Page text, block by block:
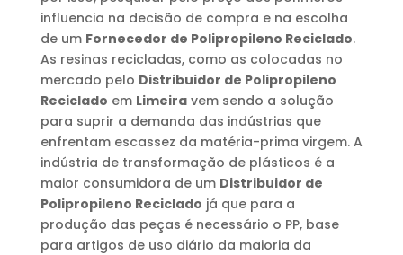
influencia na decisão de compra e na escolha
de um Fornecedor de Polipropileno Reciclado.
As resinas recicladas, como as colocadas no
mercado pelo Distribuidor de Polipropileno
Reciclado em Limeiravem sendo a solução
para suprir a demanda das indústrias que
enfrentam escassez da matéria-prima virgem. A
indústria de transformação de plásticos é a
maior consumidora de um Distribuidor de
Polipropileno Reciclado já que para a
produção das peças é necessário o PP, base
para artigos de uso diário da maioria da